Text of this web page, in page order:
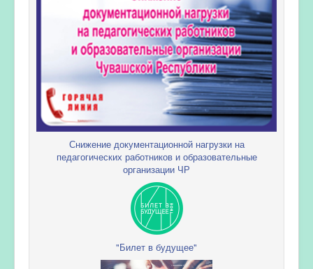
Снижение документационной нагрузки на
педагогических работников и образовательные
организации ЧР
"Билет в будущее"